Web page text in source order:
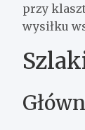
przy
wysiłku